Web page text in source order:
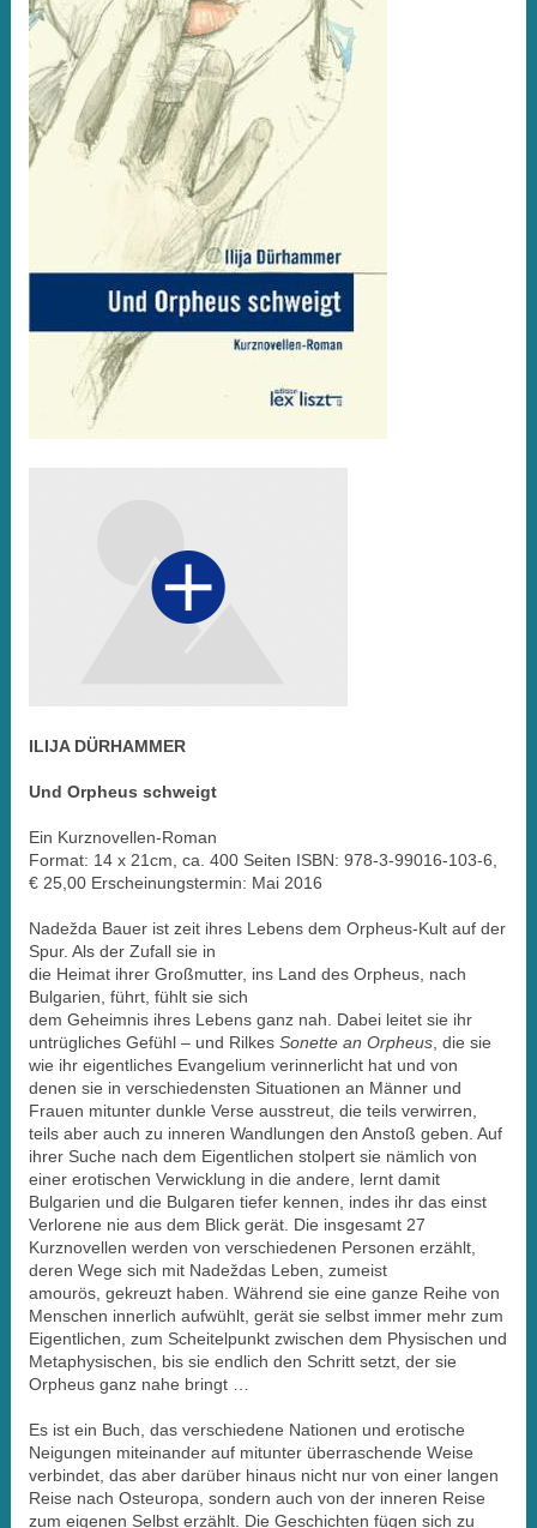
ILIJA DÜRHAMMER
Und Orpheus schweigt
Ein Kurznovellen-Roman
Format: 14 x 21cm, ca. 400 Seiten ISBN: 978-3-99016-103-6,
€ 25,00 Erscheinungstermin: Mai 2016
Nadežda Bauer ist zeit ihres Lebens dem Orpheus-Kult auf der
Spur. Als der Zufall sie in
die Heimat ihrer Großmutter, ins Land des Orpheus, nach
Bulgarien, führt, fühlt sie sich
dem Geheimnis ihres Lebens ganz nah. Dabei leitet sie ihr
untrügliches Gefühl – und Rilkes Sonette an Orpheus, die sie
wie ihr eigentliches Evangelium verinnerlicht hat und von
denen sie in verschiedensten Situationen an Männer und
Frauen mitunter dunkle Verse ausstreut, die teils verwirren,
teils aber auch zu inneren Wandlungen den Anstoß geben. Auf
ihrer Suche nach dem Eigentlichen stolpert sie nämlich von
einer erotischen Verwicklung in die andere, lernt damit
Bulgarien und die Bulgaren tiefer kennen, indes ihr das einst
Verlorene nie aus dem Blick gerät. Die insgesamt 27
Kurznovellen werden von verschiedenen Personen erzählt,
deren Wege sich mit Nadeždas Leben, zumeist
amourös, gekreuzt haben. Während sie eine ganze Reihe von
Menschen innerlich aufwühlt, gerät sie selbst immer mehr zum
Eigentlichen, zum Scheitelpunkt zwischen dem Physischen und
Metaphysischen, bis sie endlich den Schritt setzt, der sie
Orpheus ganz nahe bringt …
Es ist ein Buch, das verschiedene Nationen und erotische
Neigungen miteinander auf mitunter überraschende Weise
verbindet, das aber darüber hinaus nicht nur von einer langen
Reise nach Osteuropa, sondern auch von der inneren Reise
zum eigenen Selbst erzählt. Die Geschichten fügen sich zu